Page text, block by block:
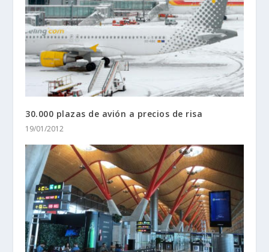
30.000 plazas de avión a precios de risa
19/01/2012